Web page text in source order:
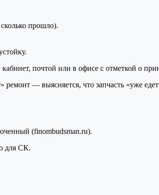
прошло).
почтой или в офисе с отметкой о
— выясняется, что запчасть «уже
(finombudsman.ru).
для СК.